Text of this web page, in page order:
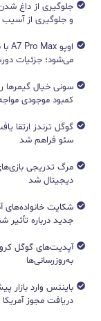
جلوگیری از داغ
و جلوگیری از
می‌شود؛ جزئیات
کمبود موجودی
سئو فراهم شد
دیجیتال شد
شکایت خانواده‌های
جدید درباره تأثیر
آپدیت‌های گوگل
به‌روزرسانی‌ها
بایننس وارد بازار
دریافت مجوز